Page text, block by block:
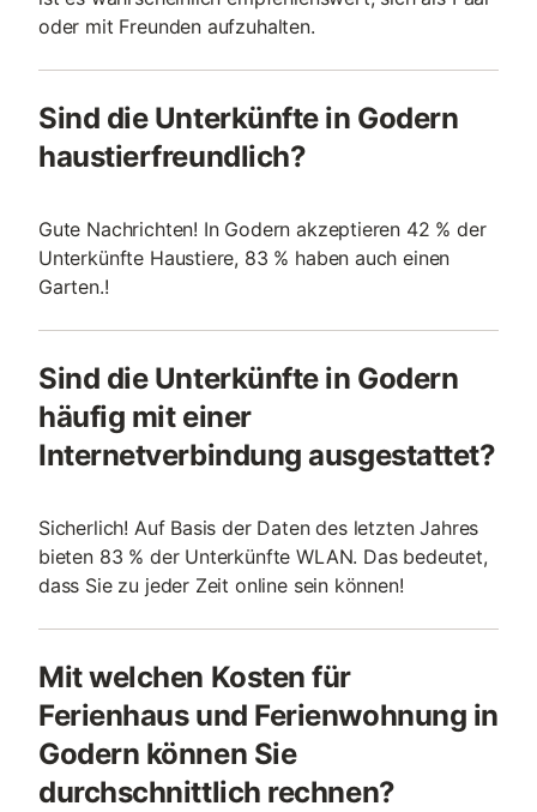
oder mit Freunden aufzuhalten.
Sind die Unterkünfte in Godern
haustierfreundlich?
Gute Nachrichten! In Godern akzeptieren 42 % der
Unterkünfte Haustiere, 83 % haben auch einen
Garten.!
Sind die Unterkünfte in Godern
häufig mit einer
Internetverbindung ausgestattet?
Sicherlich! Auf Basis der Daten des letzten Jahres
bieten 83 % der Unterkünfte WLAN. Das bedeutet,
dass Sie zu jeder Zeit online sein können!
Mit welchen Kosten für
Ferienhaus und Ferienwohnung in
Godern können Sie
durchschnittlich rechnen?